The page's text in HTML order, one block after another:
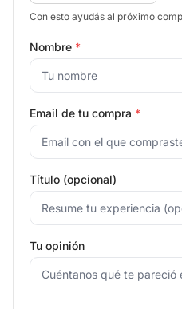
Con esto ayudás al próximo
Nombre *
Email de tu compra *
Título (opcional)
Tu opinión